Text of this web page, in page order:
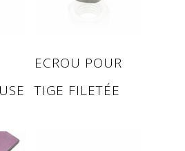
ECROU POUR
TIGE FILETÉE